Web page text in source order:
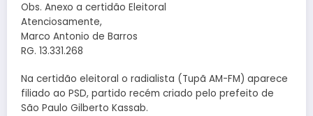
Obs. Anexo a certidão Eleitoral
Atenciosamente,
Marco Antonio de Barros
RG. 13.331.268
Na certidão eleitoral o radialista (Tupã AM-FM) aparece
filiado ao PSD, partido recém criado pelo prefeito de
São Paulo Gilberto Kassab.